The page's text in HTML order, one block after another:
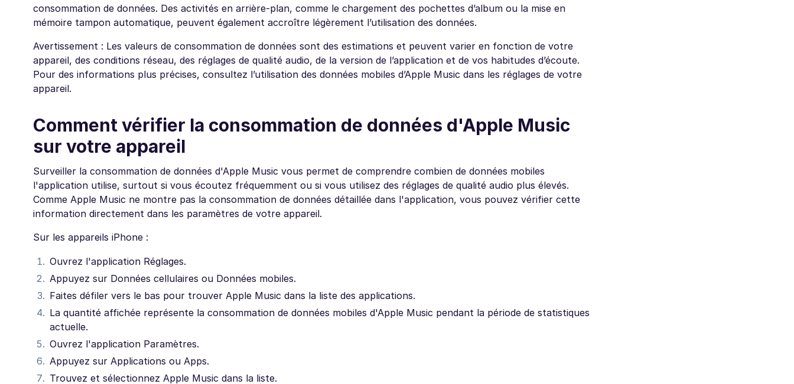
consommation de données. Des activités en arrière-plan, comme le chargement des pochettes d’album ou la mise en
mémoire tampon automatique, peuvent également accroître légèrement l’utilisation des données.
Avertissement : Les valeurs de consommation de données sont des estimations et peuvent varier en fonction de votre
appareil, des conditions réseau, des réglages de qualité audio, de la version de l’application et de vos habitudes d’écoute.
Pour des informations plus précises, consultez l’utilisation des données mobiles d’Apple Music dans les réglages de votre
appareil.
Comment vérifier la consommation de données d'Apple Music
sur votre appareil
Surveiller la consommation de données d'Apple Music vous permet de comprendre combien de données mobiles
l'application utilise, surtout si vous écoutez fréquemment ou si vous utilisez des réglages de qualité audio plus élevés.
Comme Apple Music ne montre pas la consommation de données détaillée dans l'application, vous pouvez vérifier cette
information directement dans les paramètres de votre appareil.
Sur les appareils iPhone :
Ouvrez l'application Réglages.
Appuyez sur Données cellulaires ou Données mobiles.
Faites défiler vers le bas pour trouver Apple Music dans la liste des applications.
La quantité affichée représente la consommation de données mobiles d'Apple Music pendant la période de statistiques
actuelle.
Ouvrez l'application Paramètres.
Appuyez sur Applications ou Apps.
Trouvez et sélectionnez Apple Music dans la liste.